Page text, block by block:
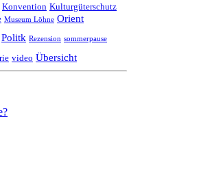
Konvention Kulturgüterschutz
Museum Löhne Orient
Politk Rezension sommerpause
video Übersicht